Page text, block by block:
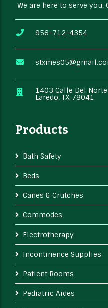
We are here to serve you,
956-712-4354
1403 Calle Del Norte
Laredo, TX 78041
Products
Bath Safety
Beds
Canes & Crutches
Commodes
Electrotherapy
Incontinence Supplies
Patient Rooms
Pediatric Aides